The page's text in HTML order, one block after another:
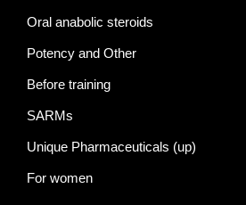
Oral anabolic steroids
Potency and Other
Before training
SARMs
Unique Pharmaceuticals (up)
For women